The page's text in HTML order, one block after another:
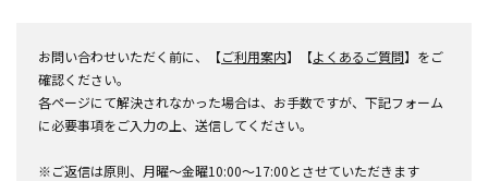
お問い合わせいただく前に、【ご利用案内】【よくあるご質問】をご
確認ください。
各ページにて解決されなかった場合は、お手数ですが、下記フォーム
に必要事項をご入力の上、送信してください。
※ご返信は原則、月曜～金曜10:00～17:00とさせていただきます